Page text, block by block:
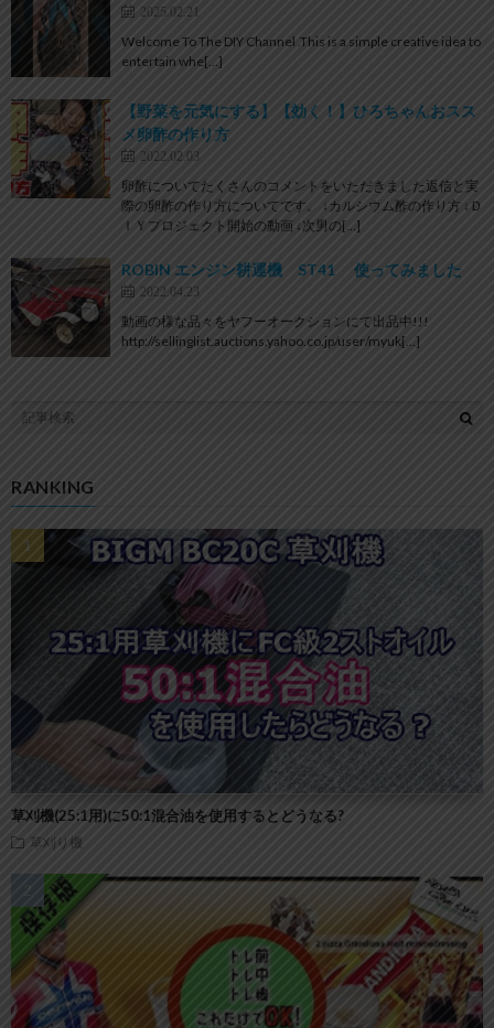
2025.02.21
Welcome To The DIY Channel .This is a simple creative idea to
entertain whe[…]
【野菜を元気にする】【効く！】ひろちゃんおスス
メ卵酢の作り方
2022.02.03
卵酢についてたくさんのコメントをいただきました返信と実
際の卵酢の作り方についてです。 ↓カルシウム酢の作り方 ↓Ｄ
ＩＹプロジェクト開始の動画 ↓次男の[…]
ROBIN エンジン耕運機 ST41 使ってみました
2022.04.23
動画の様な品々をヤフーオークションにて出品中!!!
http://sellinglist.auctions.yahoo.co.jp/user/myuk[…]
RANKING
草刈機(25:1用)に50:1混合油を使用するとどうなる?
草刈り機